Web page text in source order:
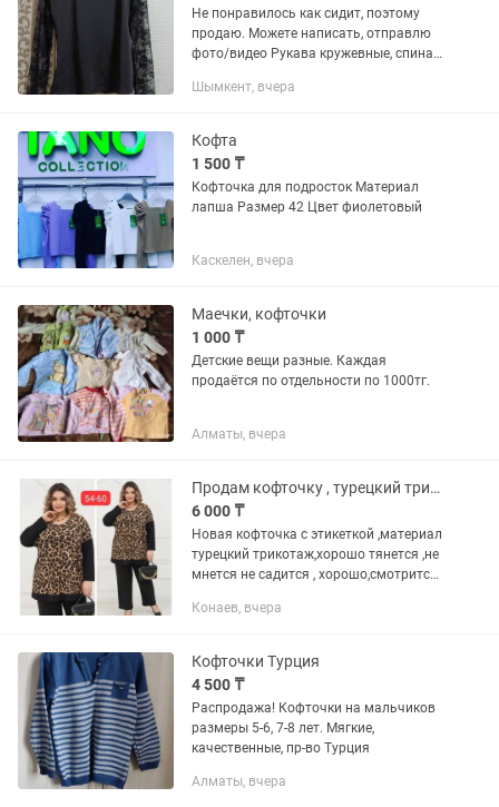
Не понравилось как сидит, поэтому
продаю. Можете написать, отправлю
фото/видео Рукава кружевные, спина
Шымкент, вчера
Кофта
1 500 ₸
Кофточка для подросток Материал
лапша Размер 42 Цвет фиолетовый
Каскелен, вчера
Маечки, кофточки
1 000 ₸
Детские вещи разные. Каждая
продаётся по отдельности по 1000тг.
Алматы, вчера
Продам кофточку , турецкий трикотаж,новая с этикеткой
6 000 ₸
Новая кофточка с этикеткой ,материал
турецкий трикотаж,хорошо тянется ,не
мнется не садится , хорошо,смотрится
Конаев, вчера
Кофточки Турция
4 500 ₸
Распродажа! Кофточки на мальчиков
размеры 5-6, 7-8 лет. Мягкие,
качественные, пр-во Турция
Алматы, вчера